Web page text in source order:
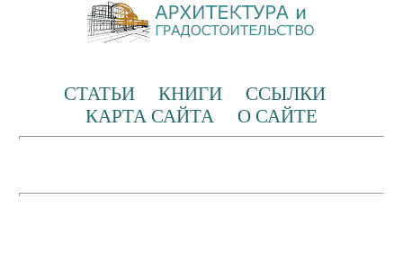
СТАТЬИ КНИГИ
ССЫЛКИ
КАРТА САЙТА
О САЙТЕ